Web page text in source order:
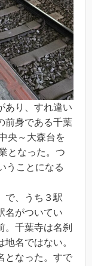
あり、すれ違い
前身である千葉
央～大森台を
となった。つ
うことになる
で、うち３駅
名がついてい
。千葉寺は名刹
名ではない。
となった。すで